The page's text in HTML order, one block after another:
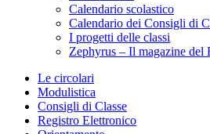
Calendario scolastico
Calendario dei Consigli di
I progetti delle classi
Zephyrus – Il magazine del
Le circolari
Modulistica
Consigli di Classe
Registro Elettronico